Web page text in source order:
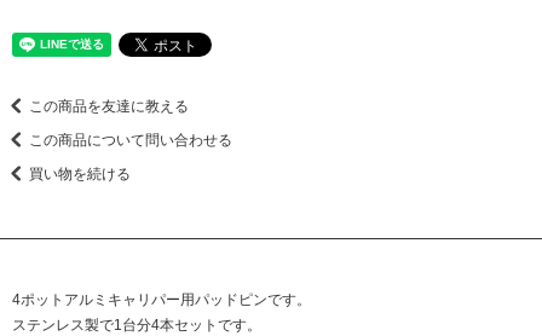
この商品を友達に教える
この商品について問い合わせる
買い物を続ける
4ポットアルミキャリパー用パッドピンです。
ステンレス製で1台分4本セットです。